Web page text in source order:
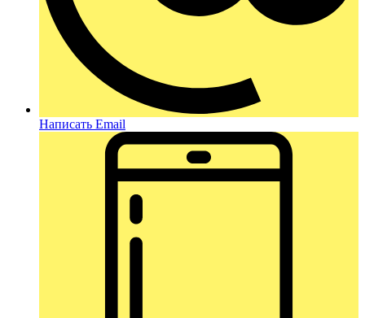
Написать Email